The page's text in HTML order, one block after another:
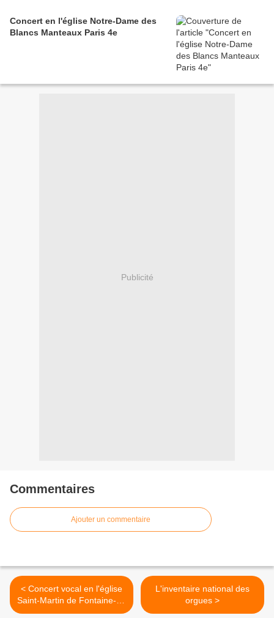
Concert en l'église Notre-Dame des
Blancs Manteaux Paris 4e
Publicité
Commentaires
Ajouter un commentaire
< Concert vocal en l'église
Saint-Martin de Fontaine-le-
Port (77)
L'inventaire national des
orgues >